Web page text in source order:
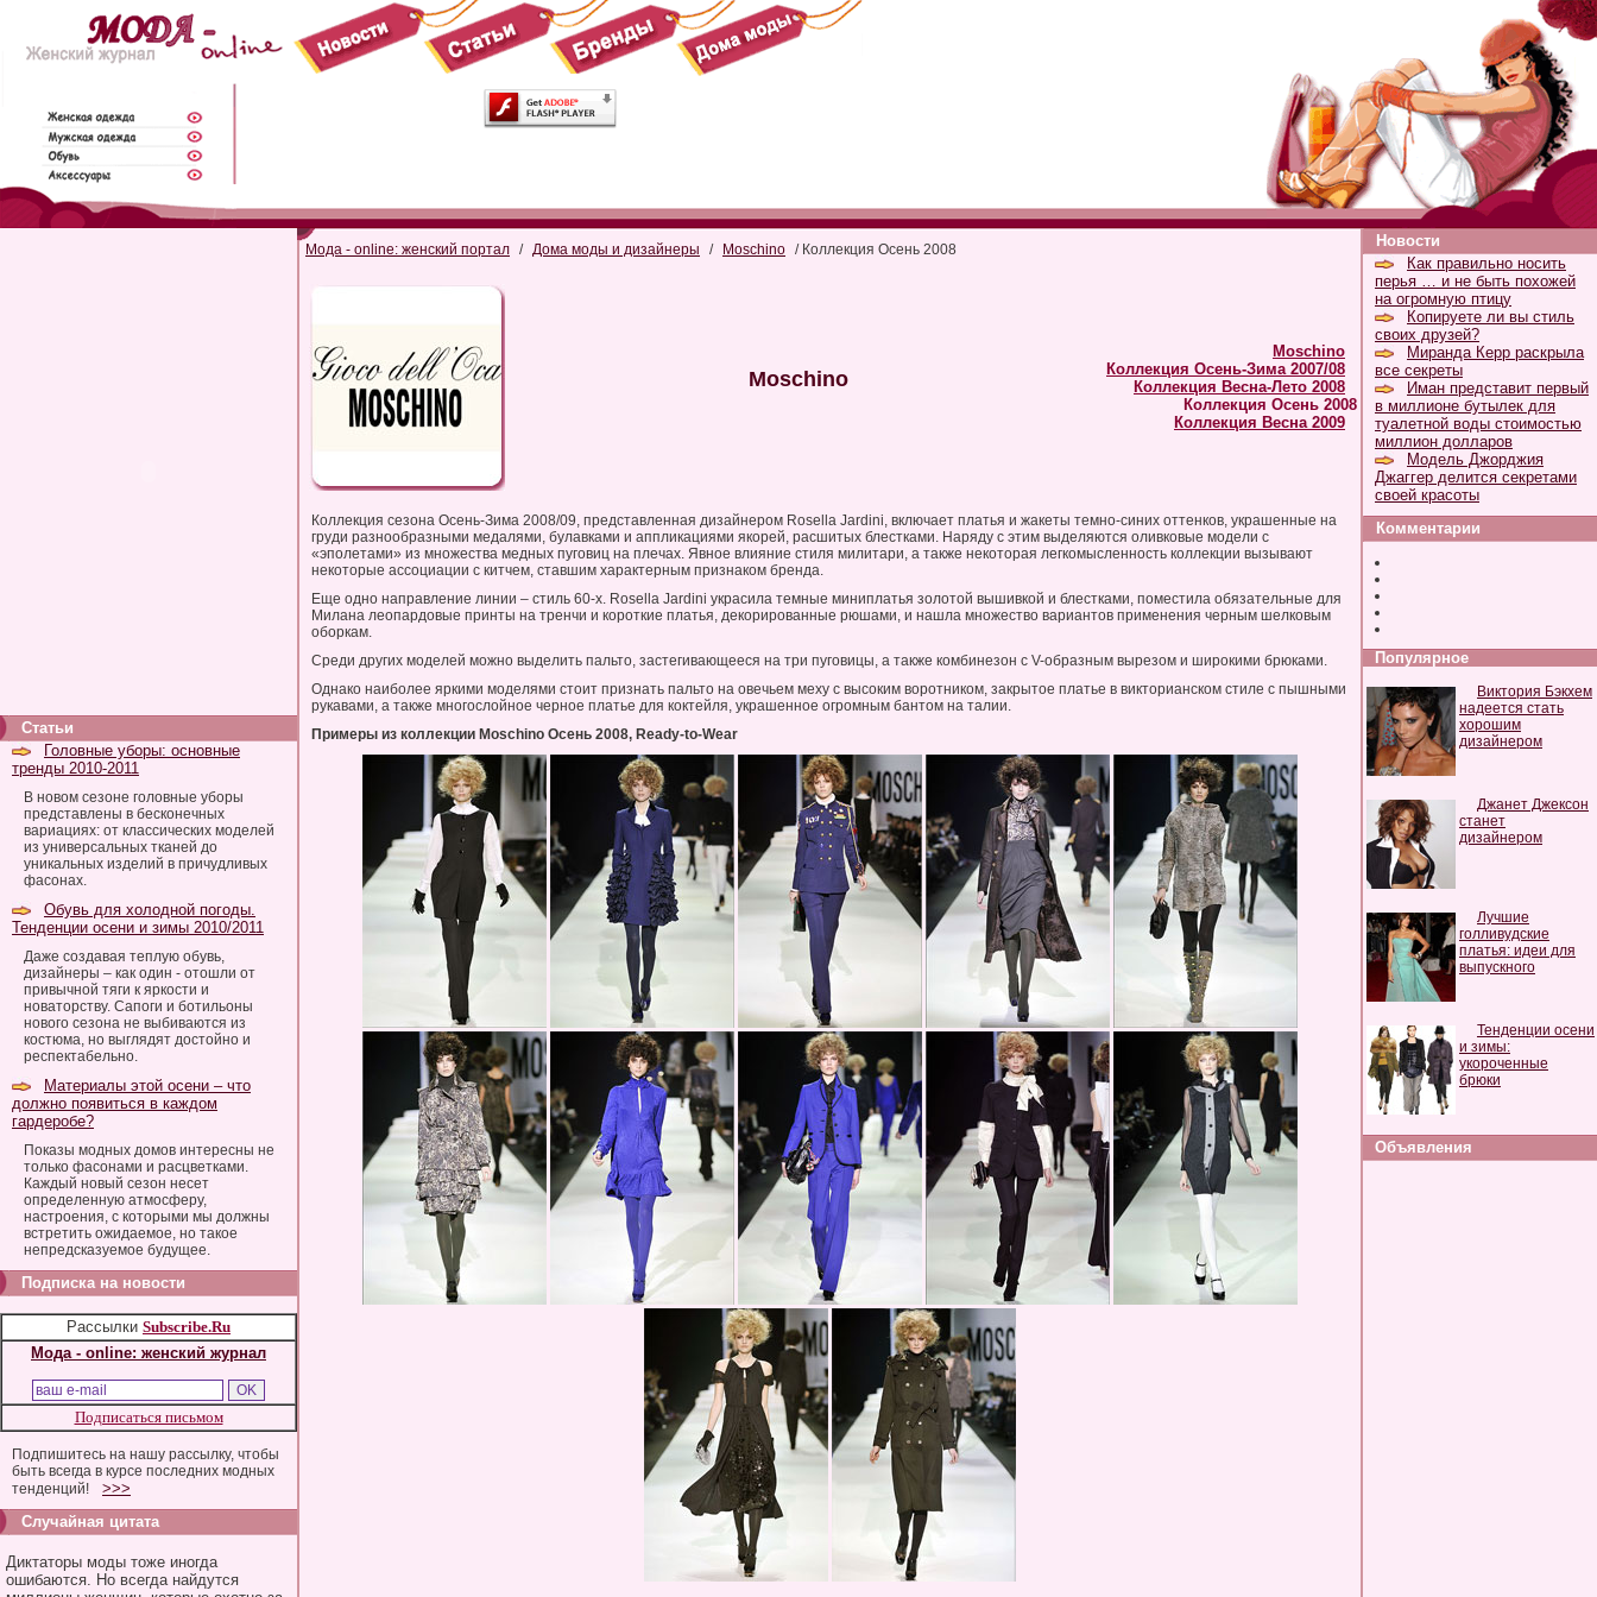
Статьи
Головные уборы: основные
тренды 2010-2011
В новом сезоне головные уборы
представлены в бесконечных
вариациях: от классических моделей
из универсальных тканей до
уникальных изделий в причудливых
фасонах.
Обувь для холодной погоды.
Тенденции осени и зимы 2010/2011
Даже создавая теплую обувь,
дизайнеры – как один - отошли от
привычной тяги к яркости и
новаторству. Сапоги и ботильоны
нового сезона не выбиваются из
костюма, но выглядят достойно и
респектабельно.
Материалы этой осени – что
должно появиться в каждом
гардеробе?
Показы модных домов интересны не
только фасонами и расцветками.
Каждый новый сезон несет
определенную атмосферу,
настроения, с которыми мы должны
встретить ожидаемое, но такое
непредсказуемое будущее.
Подписка на новости
Рассылки Subscribe.Ru
Мода - online: женский журнал
Подписаться письмом
Подпишитесь на нашу рассылку, чтобы
быть всегда в курсе последних модных
тенденций!
>>>
Случайная цитата
Диктаторы моды тоже иногда
ошибаются. Но всегда найдутся
Мода - online: женский портал / Дома моды и дизайнеры / Moschino / Коллекция Осень 2008
Moschino
Moschino
Коллекция Осень-Зима 2007/08
Коллекция Весна-Лето 2008
Коллекция Осень 2008
Коллекция Весна 2009
Коллекция сезона Осень-Зима 2008/09, представленная дизайнером Rosella Jardini, включает платья и жакеты темно-синих оттенков, украшенные на
груди разнообразными медалями, булавками и аппликациями якорей, расшитых блестками. Наряду с этим выделяются оливковые модели с
«эполетами» из множества медных пуговиц на плечах. Явное влияние стиля милитари, а также некоторая легкомысленность коллекции вызывают
некоторые ассоциации с китчем, ставшим характерным признаком бренда.
Еще одно направление линии – стиль 60-х. Rosella Jardini украсила темные миниплатья золотой вышивкой и блестками, поместила обязательные для
Милана леопардовые принты на тренчи и короткие платья, декорированные рюшами, и нашла множество вариантов применения черным шелковым
оборкам.
Среди других моделей можно выделить пальто, застегивающееся на три пуговицы, а также комбинезон с V-образным вырезом и широкими брюками.
Однако наиболее яркими моделями стоит признать пальто на овечьем меху с высоким воротником, закрытое платье в викторианском стиле с пышными
рукавами, а также многослойное черное платье для коктейля, украшенное огромным бантом на талии.
Примеры из коллекции Moschino Осень 2008, Ready-to-Wear
Новости
Как правильно носить
перья … и не быть похожей
на огромную птицу
Копируете ли вы стиль
своих друзей?
Миранда Керр раскрыла
все секреты
Иман представит первый
в миллионе бутылек для
туалетной воды стоимостью
миллион долларов
Модель Джорджия
Джаггер делится секретами
своей красоты
Комментарии
Популярное
Виктория Бэкхем
надеется стать
хорошим
дизайнером
Джанет Джексон
станет
дизайнером
Лучшие
голливудские
платья: идеи для
выпускного
Тенденции осени
и зимы:
укороченные
брюки
Объявления